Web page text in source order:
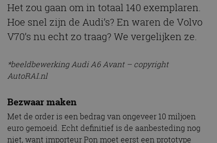
Het zou gaan om in totaal 140 exemplaren.
Hoe snel zijn de Audi’s? En waren de Volvo
V70’s nu echt zo traag? We vergelijken ze.
*beeldbewerking Audi A6 Avant – copyright
AutoRAI.nl
Bezwaar maken
Met de order is een bedrag van ongeveer 10 miljoen
euro gemoeid. Echt definitief is de aanbesteding nog
niet, want importeur Pon moet eerst een prototype